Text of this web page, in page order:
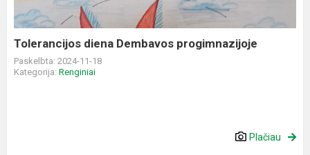
Tolerancijos diena Dembavos progimnazijoje
Paskelbta: 2024-11-18
Kategorija: Renginiai
Plačiau